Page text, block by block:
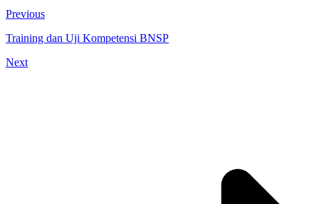
Previous
Training dan Uji Kompetensi BNSP
Next